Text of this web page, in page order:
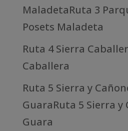
MaladetaRuta 3
Posets Maladeta
Ruta 4 Sierra
Caballera
Ruta 5 Sierra y
GuaraRuta 5 Sierra y
Guara